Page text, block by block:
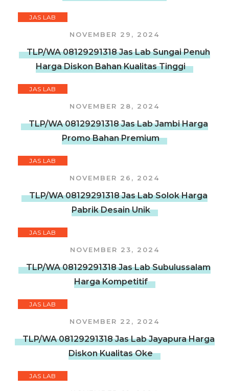
JAS LAB
NOVEMBER 29, 2024
TLP/WA 08129291318 Jas Lab Sungai Penuh
Harga Diskon Bahan Kualitas Tinggi
JAS LAB
NOVEMBER 28, 2024
TLP/WA 08129291318 Jas Lab Jambi Harga
Promo Bahan Premium
JAS LAB
NOVEMBER 26, 2024
TLP/WA 08129291318 Jas Lab Solok Harga
Pabrik Desain Unik
JAS LAB
NOVEMBER 23, 2024
TLP/WA 08129291318 Jas Lab Subulussalam
Harga Kompetitif
JAS LAB
NOVEMBER 22, 2024
TLP/WA 08129291318 Jas Lab Jayapura Harga
Diskon Kualitas Oke
JAS LAB